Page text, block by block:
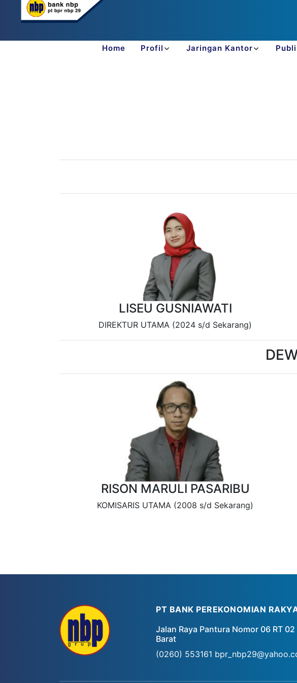
Home Profil Jaringan Kantor
LISEU GUSNIAWATI
DIREKTUR UTAMA (2024 s/d Sekarang)
RISON MARULI PASARIBU
KOMISARIS UTAMA (2008 s/d Sekarang)
PT BANK PEREKONOMIAN
Jalan Raya Pantura Nomor 06 RT
Barat
(0260) 553161